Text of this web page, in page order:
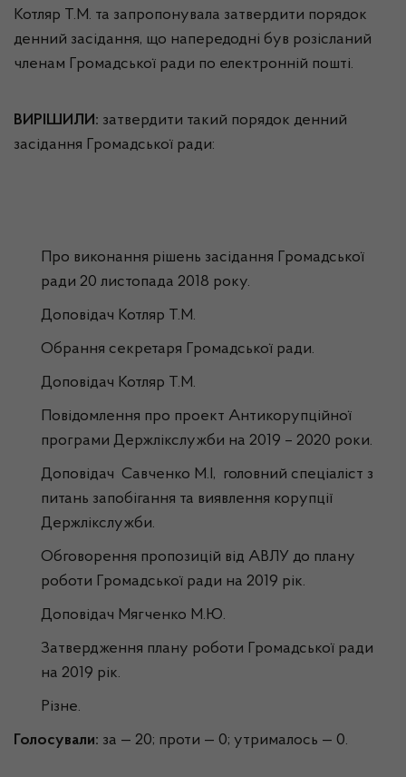
Котляр Т.М. та запропонувала затвердити порядок
денний засідання, що напередодні був розісланий
членам Громадської ради по електронній пошті.
ВИРІШИЛИ: затвердити такий порядок денний
засідання Громадської ради:
Про виконання рішень засідання Громадської
ради 20 листопада 2018 року.
Доповідач Котляр Т.М.
Обрання секретаря Громадської ради.
Доповідач Котляр Т.М.
Повідомлення про проект Антикорупційної
програми Держлікслужби на 2019 – 2020 роки.
Доповідач Савченко М.І, головний спеціаліст з
питань запобігання та виявлення корупції
Держлікслужби.
Обговорення пропозицій від АВЛУ до плану
роботи Громадської ради на 2019 рік.
Доповідач Мягченко М.Ю.
Затвердження плану роботи Громадської ради
на 2019 рік.
Різне.
Голосували: за — 20; проти — 0; утрималось — 0.